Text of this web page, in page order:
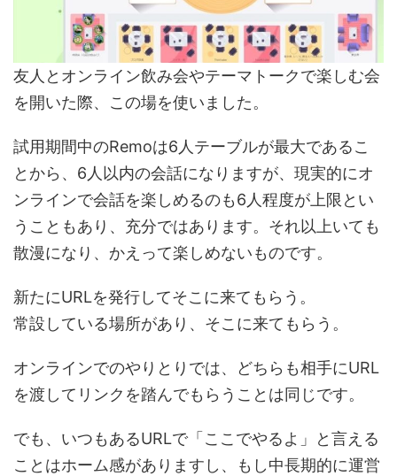
友人とオンライン飲み会やテーマトークで楽しむ会
を開いた際、この場を使いました。
試用期間中のRemoは6人テーブルが最大であるこ
とから、6人以内の会話になりますが、現実的にオ
ンラインで会話を楽しめるのも6人程度が上限とい
うこともあり、充分ではあります。それ以上いても
散漫になり、かえって楽しめないものです。
新たにURLを発行してそこに来てもらう。
常設している場所があり、そこに来てもらう。
オンラインでのやりとりでは、どちらも相手にURL
を渡してリンクを踏んでもらうことは同じです。
でも、いつもあるURLで「ここでやるよ」と言える
ことはホーム感がありますし、もし中長期的に運営